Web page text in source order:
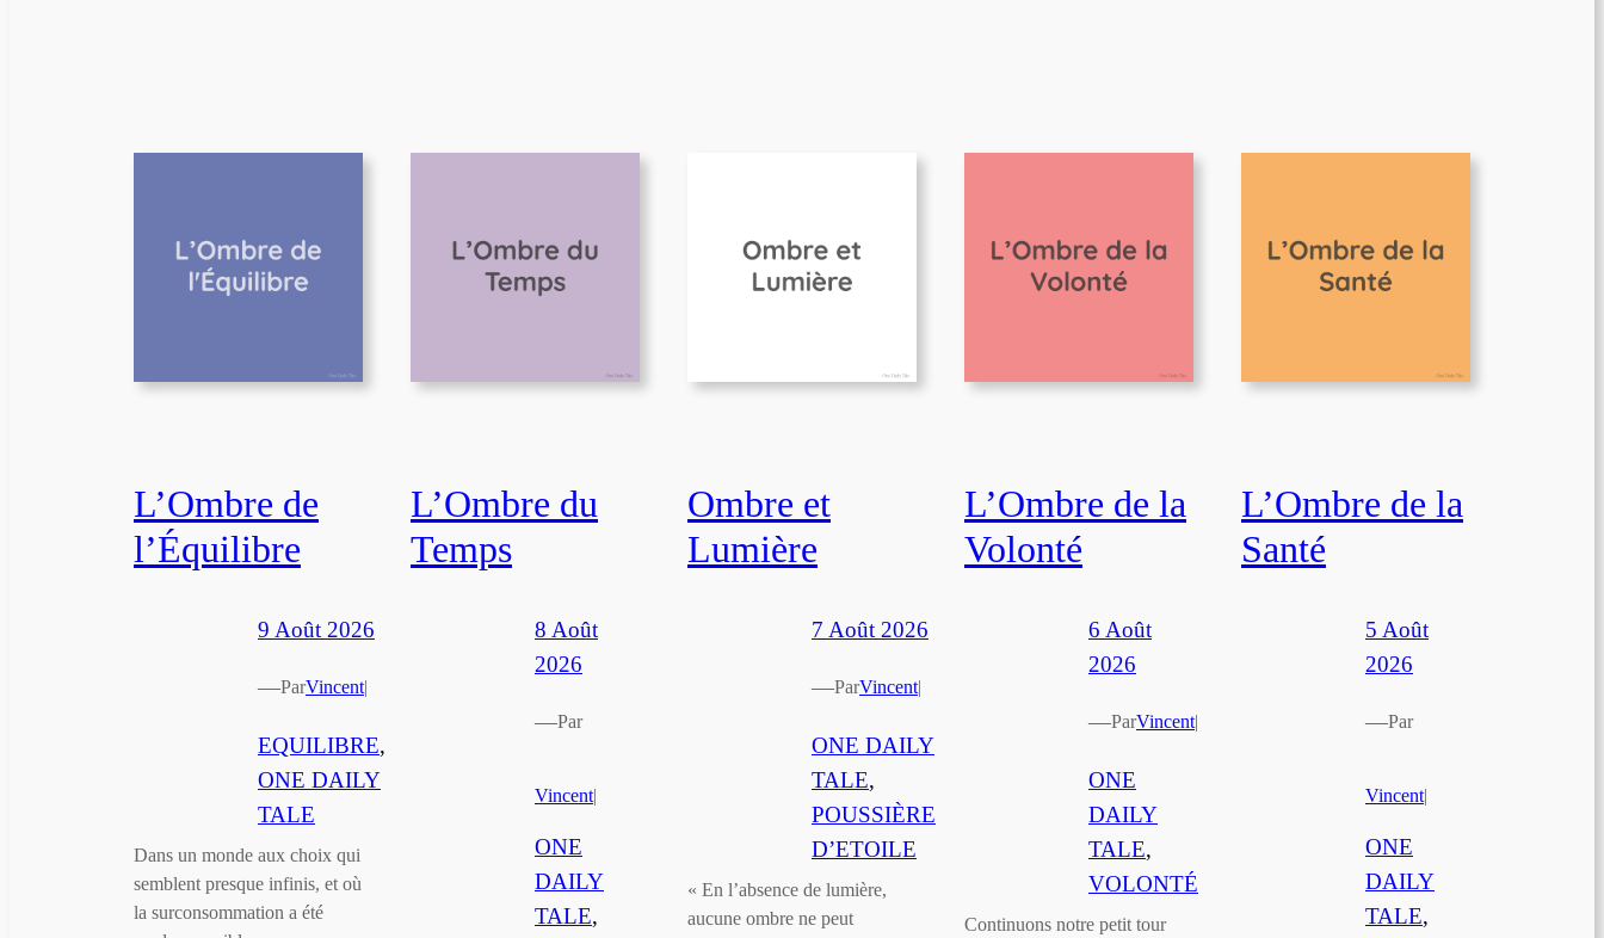
L’Ombre de
l’Équilibre
9 Août 2026
—ParVincent|
EQUILIBRE
ONE DAILY
TALE
Dans un monde aux choix qui
semblent presque infinis, et où
la surconsommation a été
L’Ombre du
Temps
8 Août
2026
—Par
Vincent|
ONE
DAILY
TALE
Ombre et
Lumière
7 Août 2026
—ParVincent|
ONE DAILY
TALE
POUSSIÈRE
D’ETOILE
« En l’absence de lumière,
aucune ombre ne peut
L’Ombre de la
Volonté
6 Août
2026
—ParVincent|
ONE
DAILY
TALE
VOLONTÉ
Continuons notre petit tour
L’Ombre de la
Santé
5 Août
2026
—Par
Vincent|
ONE
DAILY
TALE